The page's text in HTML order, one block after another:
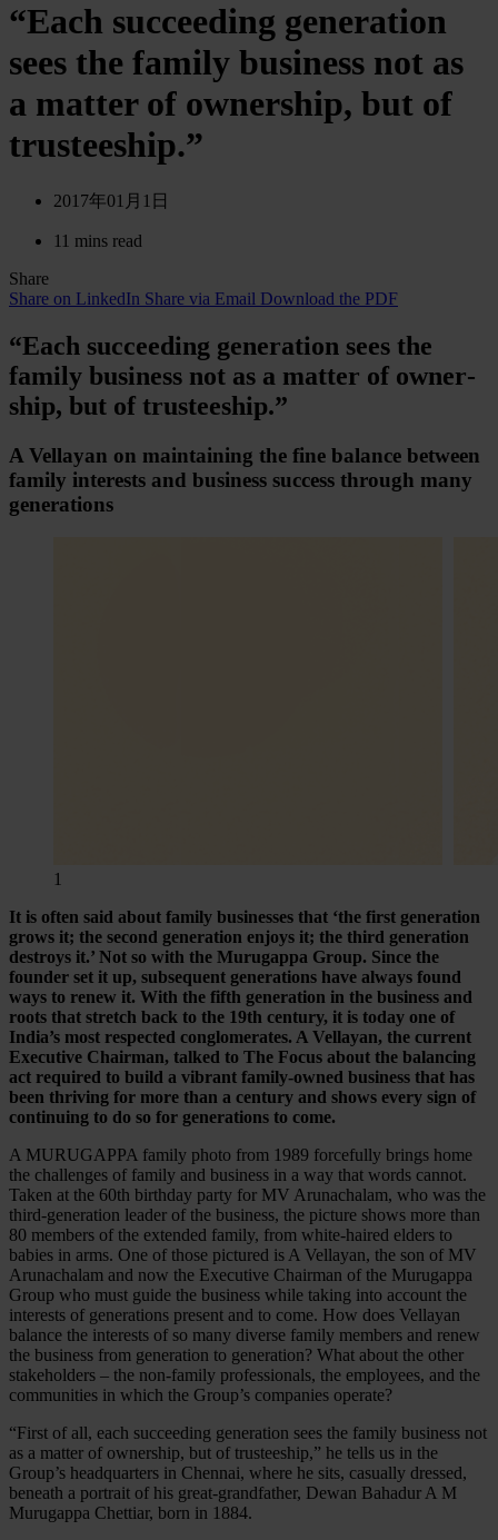
“Each succeeding generation
sees the family business not as
a matter of ownership, but of
trusteeship.”
2017年01月1日
11 mins read
Share
Share on LinkedIn Share via Email Download the PDF
“Each suc­ceed­ing gene­ra­tion sees the
family busi­ness not as a matter of ow­ner­
ship, but of trustee­ship.”
A Vellayan on main­tain­ing the fine bal­ance between
family interests and busi­ness suc­cess through many
gen­era­tions
1
It is often said about family businesses that ‘the first generation
grows it; the second generation enjoys it; the third generation
destroys it.’ Not so with the Murugappa Group. Since the
founder set it up, subsequent generations have always found
ways to renew it. With the fifth generation in the business and
roots that stretch back to the 19th century, it is today one of
India’s most respected conglomerates. A Vellayan, the current
Executive Chairman, talked to The Focus about the balancing
act required to build a vibrant family-owned business that has
been thriving for more than a century and shows every sign of
continuing to do so for generations to come.
A MURUGAPPA family photo from 1989 forcefully brings home
the challenges of family and business in a way that words cannot.
Taken at the 60th birthday party for MV Arunachalam, who was the
third-generation leader of the business, the picture shows more than
80 members of the extended family, from white-haired elders to
babies in arms. One of those pictured is A Vellayan, the son of MV
Arunachalam and now the Executive Chairman of the Murugappa
Group who must guide the business while taking into account the
interests of generations present and to come. How does Vellayan
balance the interests of so many diverse family members and renew
the business from generation to generation? What about the other
stakeholders – the non-family professionals, the employees, and the
communities in which the Group’s companies operate?
“First of all, each succeeding generation sees the family business not
as a matter of ownership, but of trusteeship,” he tells us in the
Group’s headquarters in Chennai, where he sits, casually dressed,
beneath a portrait of his great-grandfather, Dewan Bahadur A M
Murugappa Chettiar, born in 1884.